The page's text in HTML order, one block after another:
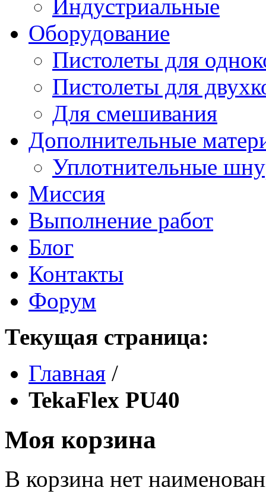
Индустриальные
Оборудование
Пистолеты для
Пистолеты для
Для смешивания
Дополнительные
Уплотнительные
Миссия
Выполнение работ
Блог
Контакты
Форум
Текущая страница:
Главная /
TekaFlex PU40
Моя корзина
В корзина нет